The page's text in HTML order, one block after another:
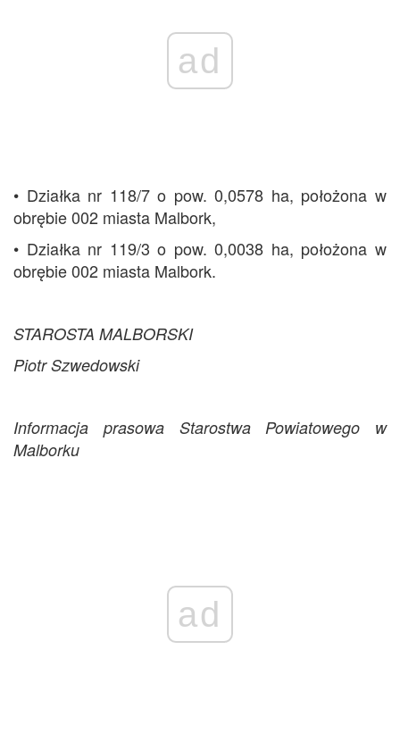
ad
• Działka nr 118/7 o pow. 0,0578 ha, położona w
obrębie 002 miasta Malbork,
• Działka nr 119/3 o pow. 0,0038 ha, położona w
obrębie 002 miasta Malbork.
STAROSTA MALBORSKI
Piotr Szwedowski
Informacja prasowa Starostwa Powiatowego w
Malborku
ad